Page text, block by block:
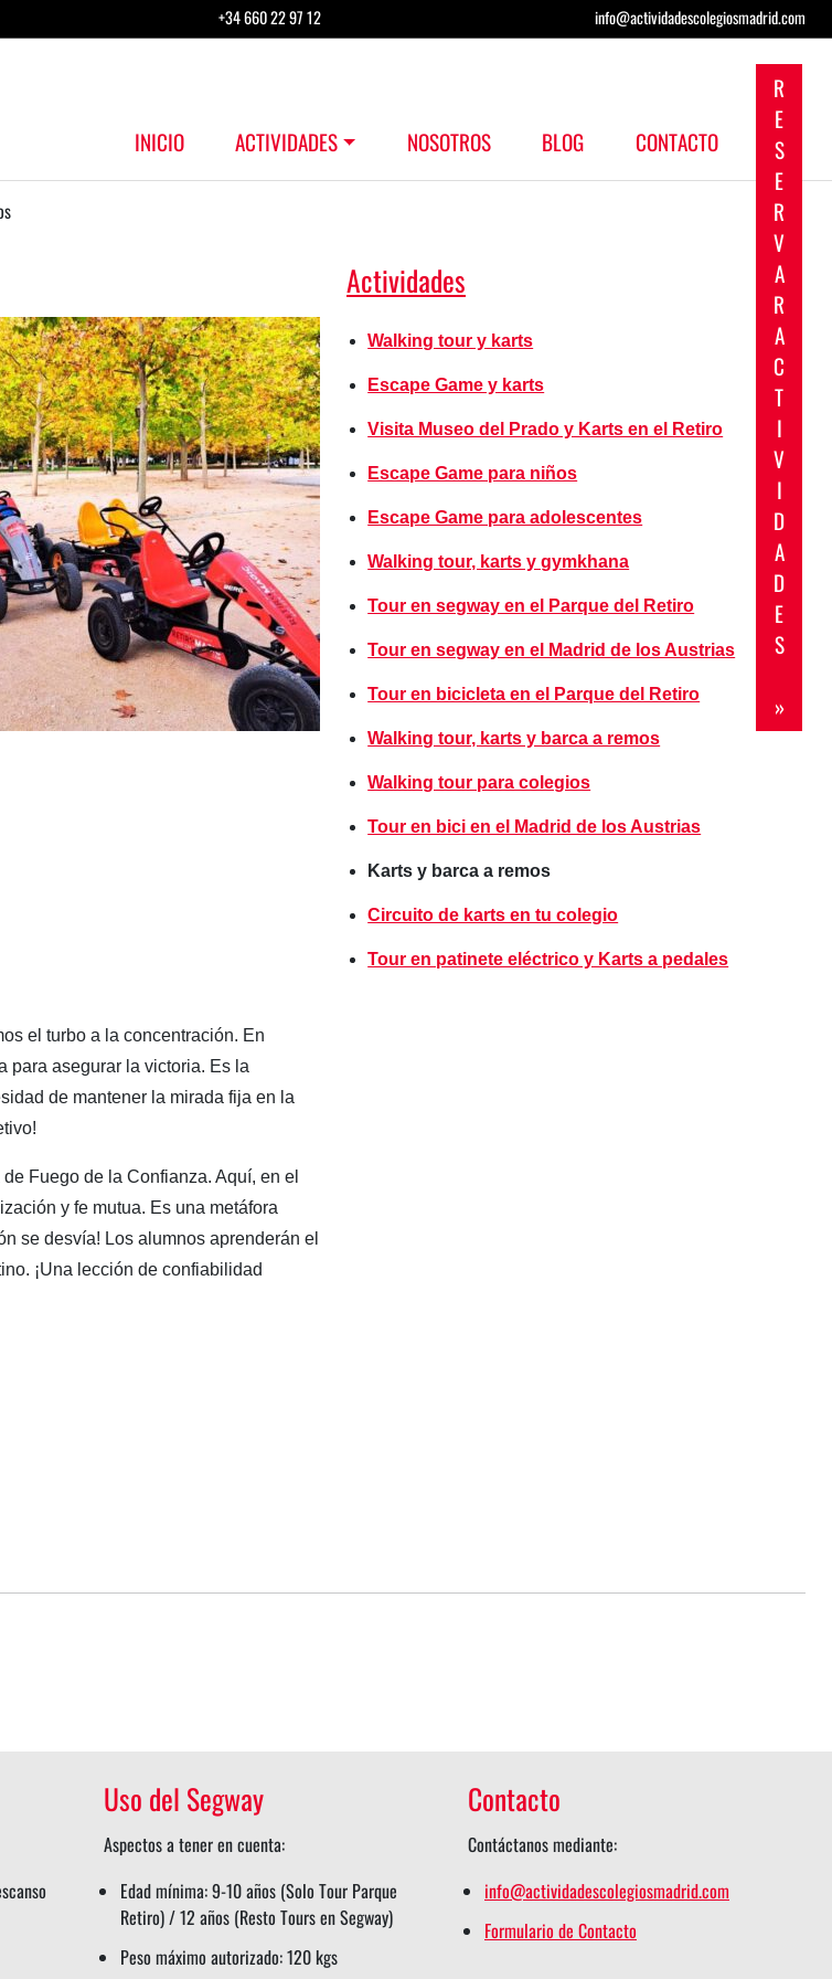
+34 660 22 97 12 info@actividadescolegiosmadrid.com
R
E
S
E
R
V
A
R
A
C
T
I
V
I
D
A
D
E
S
»
INICIO ACTIVIDADES NOSOTROS BLOG CONTACTO
el turbo a la concentración. En
para asegurar la victoria. Es la
de mantener la mirada fija en la
Fuego de la Confianza. Aquí, en el
y fe mutua. Es una metáfora
se desvía! Los alumnos aprenderán el
¡Una lección de confiabilidad
Actividades
Walking tour y karts
Escape Game y karts
Visita Museo del Prado y Karts en el Retiro
Escape Game para niños
Escape Game para adolescentes
Walking tour, karts y gymkhana
Tour en segway en el Parque del Retiro
Tour en segway en el Madrid de los Austrias
Tour en bicicleta en el Parque del Retiro
Walking tour, karts y barca a remos
Walking tour para colegios
Tour en bici en el Madrid de los Austrias
Karts y barca a remos
Circuito de karts en tu colegio
Tour en patinete eléctrico y Karts a pedales
Uso del Segway
Aspectos a tener en cuenta:
Edad mínima: 9-10 años (Solo Tour Parque
Retiro) / 12 años (Resto Tours en Segway)
Peso máximo autorizado: 120 kgs
Contacto
Contáctanos mediante:
info@actividadescolegiosmadrid.com
Formulario de Contacto